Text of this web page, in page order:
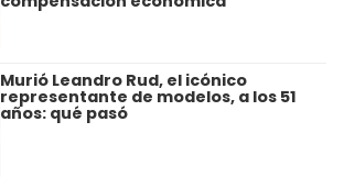
Murió Leandro Rud, el icónico
representante de modelos, a los 51
años: qué pasó